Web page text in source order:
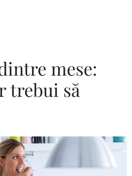
mese:
trebui să